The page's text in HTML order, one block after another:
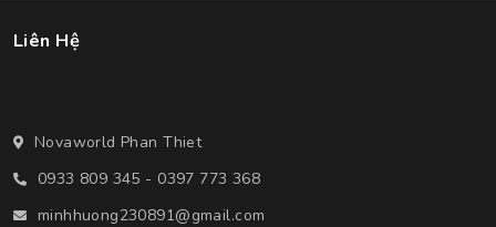
Liên Hệ
Novaworld Phan Thiet
0933 809 345 - 0397 773 368
minhhuong230891@gmail.com